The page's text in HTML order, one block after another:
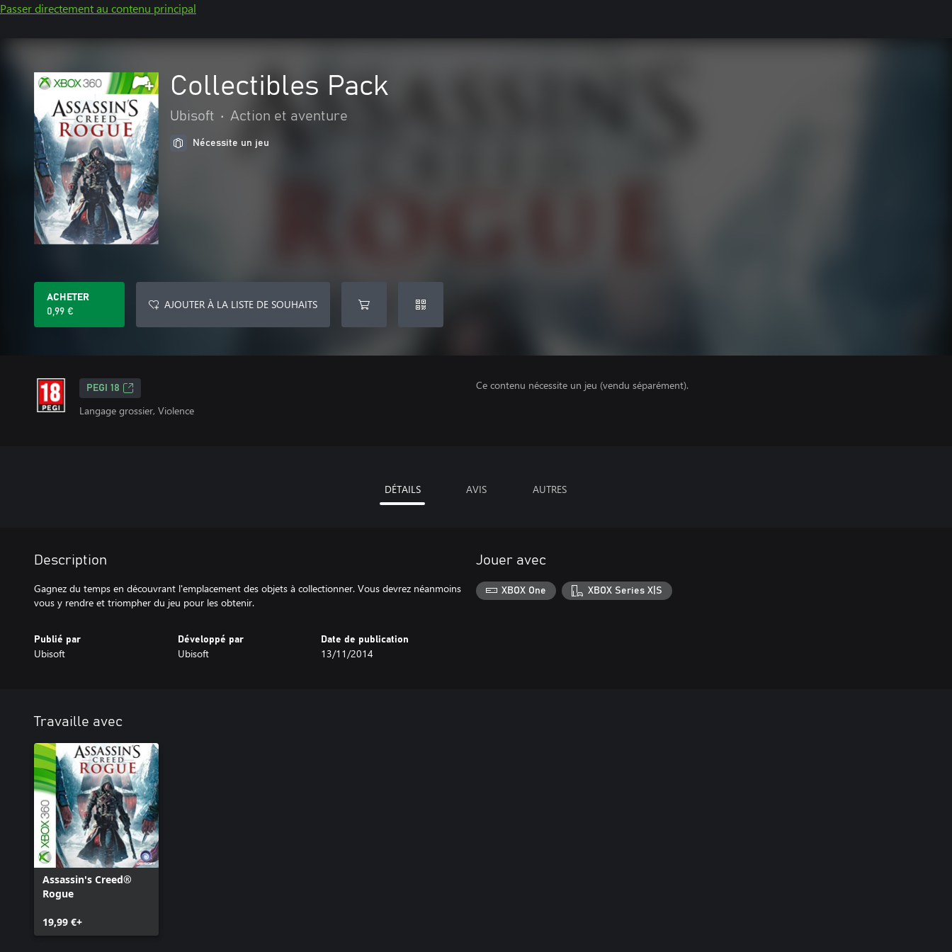
Passer directement au contenu principal
Collectibles Pack
Ubisoft • Action et aventure
Nécessite un jeu
ACHETER
0,99 €
AJOUTER À LA LISTE DE SOUHAITS
PEGI 18
Langage grossier, Violence
Ce contenu nécessite un jeu (vendu séparément).
DÉTAILS AVIS AUTRES
Description
Gagnez du temps en découvrant l'emplacement des objets à collectionner. Vous devrez néanmoins
vous y rendre et triompher du jeu pour les obtenir.
Publié par
Ubisoft
Développé par
Ubisoft
Date de publication
13/11/2014
Jouer avec
XBOX One XBOX Series X|S
Travaille avec
Assassin's Creed®
Rogue
19,99 €+